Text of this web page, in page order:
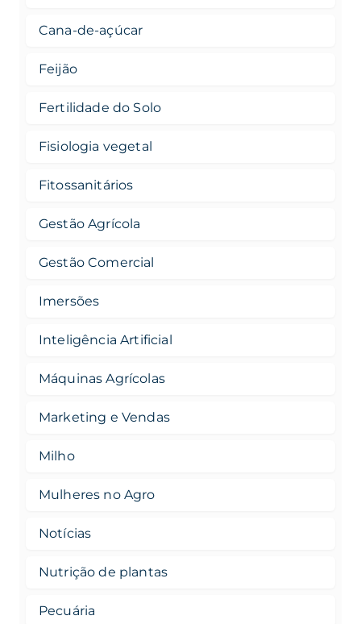
Cana-de-açúcar
Feijão
Fertilidade do Solo
Fisiologia vegetal
Fitossanitários
Gestão Agrícola
Gestão Comercial
Imersões
Inteligência Artificial
Máquinas Agrícolas
Marketing e Vendas
Milho
Mulheres no Agro
Notícias
Nutrição de plantas
Pecuária